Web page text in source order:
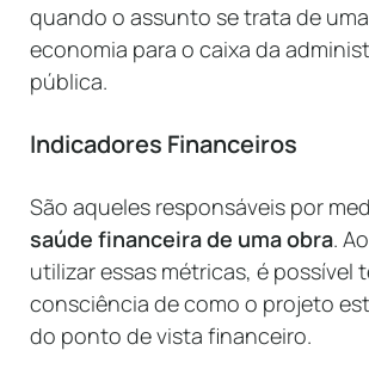
quando o assunto se trata de
economia para o caixa da
pública.
Indicadores Financeiros
São aqueles responsáveis por
saúde financeira de uma obra.
utilizar essas métricas, é possível
consciência de como o projeto
do ponto de vista financeiro.